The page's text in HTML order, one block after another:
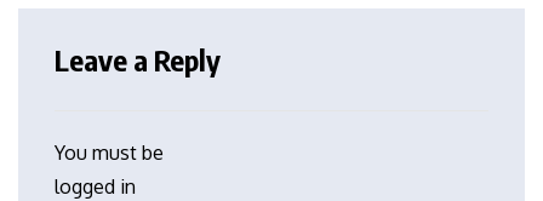
Leave a Reply
You must be
logged in